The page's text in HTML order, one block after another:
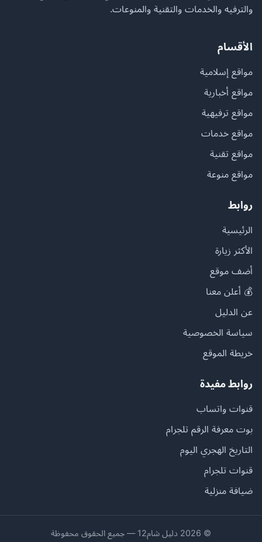
والترفيه والخدمات والتقنية والمنوعات.
الأقسام
مواقع إسلامية
مواقع أخبارية
مواقع ترفيهية
مواقع خدمات
مواقع تقنية
مواقع منوعة
روابط
الرئيسية
الأكثر زيارة
أضف موقع
💰 أعلن معنا
عن الدليل
سياسة الخصوصية
خريطة الموقع
روابط مفيدة
قنوات واتساب
بوت معرفة الرقم تلجرام
التاريخ الهجري اليوم
قنوات تلجرام
ضيافة منزلية
© 2026 دليل شام12 — جميع الحقوق محفوظة